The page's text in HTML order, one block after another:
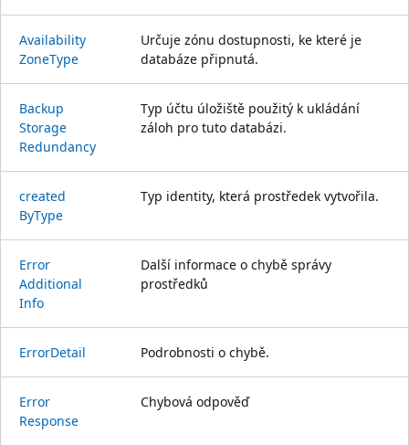
Availability
ZoneType
Určuje zónu dostupnosti, ke které je
databáze připnutá.
Backup
Storage
Redundancy
Typ účtu úložiště použitý k ukládání
záloh pro tuto databázi.
created
ByType
Typ identity, která prostředek vytvořila.
Error
Additional
Info
Další informace o chybě správy
prostředků
ErrorDetail Podrobnosti o chybě.
Error
Response
Chybová odpověď